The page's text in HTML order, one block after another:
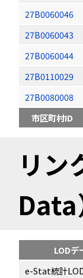
27B0060046
27B0060043
27B0060044
27B0110029
27B0080008
市区町村ID
リン
Data
LODデ
e-Stat統計